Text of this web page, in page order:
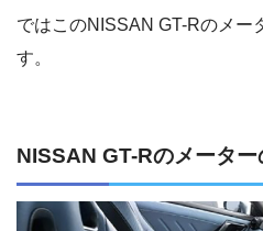
ではこのNISSAN GT-Rのメー
す。
NISSAN GT-Rのメーター